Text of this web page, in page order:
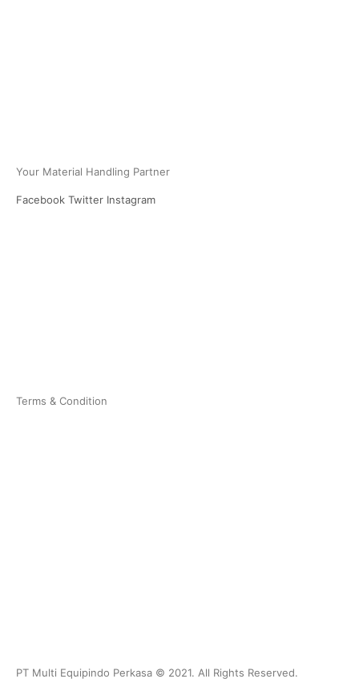
Your Material Handling Partner
Facebook Twitter Instagram
Terms & Condition
PT Multi Equipindo Perkasa © 2021. All Rights Reserved.